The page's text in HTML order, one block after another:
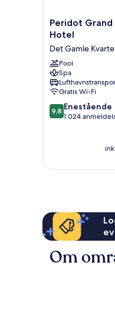
Peridot
Grand
Boutique
Hotel
Det
Gamle
Kvarter
Peridot
Hotel
Det Gamle
Pool
Spa
Gratis Wi-Fi
9.8
ud
anmeldelser
9,8 Enestående
1.024
Om